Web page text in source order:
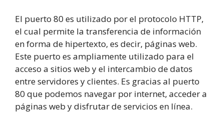
El puerto 80 es utilizado por el protocolo HTTP,
el cual permite la transferencia de información
en forma de hipertexto, es decir, páginas web.
Este puerto es ampliamente utilizado para el
acceso a sitios web y el intercambio de datos
entre servidores y clientes. Es gracias al puerto
80 que podemos navegar por internet, acceder a
páginas web y disfrutar de servicios en línea.